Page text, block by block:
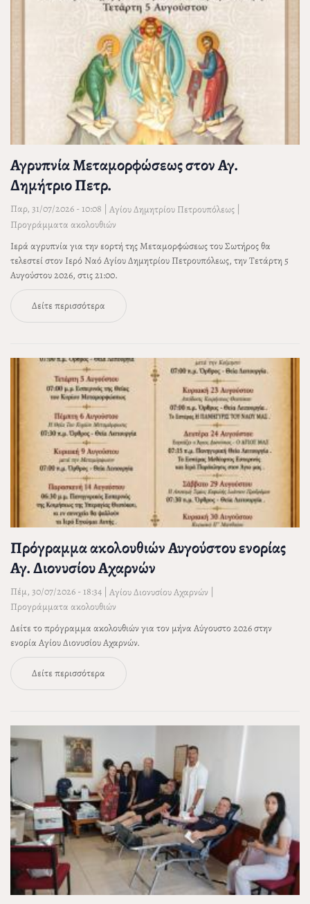
Αγρυπνία Μεταμορφώσεως στον Αγ.
Δημήτριο Πετρ.
Παρ, 31/07/2026 - 10:08 | Αγίου Δημητρίου Πετρουπόλεως |
Προγράμματα ακολουθιών
Ιερά αγρυπνία για την εορτή της Μεταμορφώσεως του Σωτήρος θα
τελεστεί στον Ιερό Ναό Αγίου Δημητρίου Πετρουπόλεως, την Τετάρτη 5
Αυγούστου 2026, στις 21:00.
Δείτε περισσότερα
Πρόγραμμα ακολουθιών Αυγούστου ενορίας
Αγ. Διονυσίου Αχαρνών
Πέμ, 30/07/2026 - 18:34 | Αγίου Διονυσίου Αχαρνών |
Προγράμματα ακολουθιών
Δείτε το πρόγραμμα ακολουθιών για τον μήνα Αύγουστο 2026 στην
ενορία Αγίου Διονυσίου Αχαρνών.
Δείτε περισσότερα